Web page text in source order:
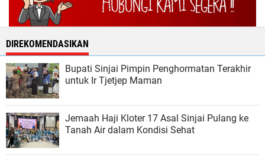
DIREKOMENDASIKAN
Bupati Sinjai Pimpin Penghormatan Terakhir
untuk Ir Tjetjep Maman
Jemaah Haji Kloter 17 Asal Sinjai Pulang ke
Tanah Air dalam Kondisi Sehat